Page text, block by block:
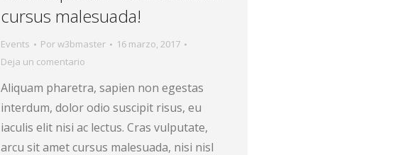
cursus malesuada!
Events Porw3bmaster
16 marzo, 2017
Deja un comentario
Aliquam pharetra, sapien non egestas
interdum, dolor odio suscipit risus, eu
iaculis elit nisi ac lectus. Cras vulputate,
arcu sit amet cursus malesuada, nisi nisl